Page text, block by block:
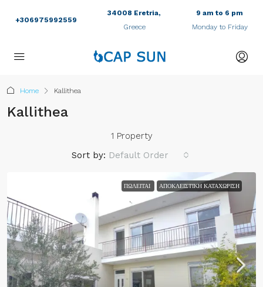
+306975992559
34008 Eretria,
Greece
9 am to 6 pm
Monday to Friday
Home Kallithea
Kallithea
1 Property
Sort by: Default Order
ΠΩΛΕΊΤΑΙ ΑΠΟΚΛΕΙΣΤΙΚΉ ΚΑΤΑΧΏΡΙΣΗ